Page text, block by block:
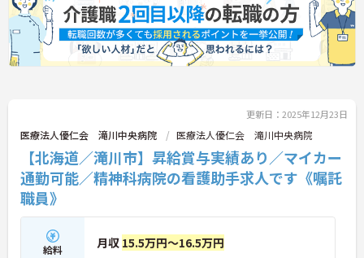
更新日：2025年12月23日
医療法人優仁会 滝川中央病院 医療法人優仁会 滝川中央病院
【北海道／滝川市】昇給賞与実績あり／マイカー
通勤可能／精神科病院の看護助手求人です《嘱託
職員》
給料 月収 15.5万円～16.5万円